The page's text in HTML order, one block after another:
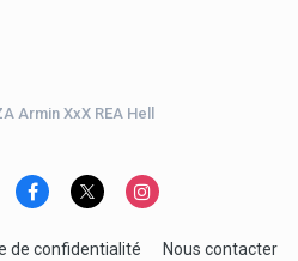
Armin XxX REA Hell
de confidentialité Nous contacter